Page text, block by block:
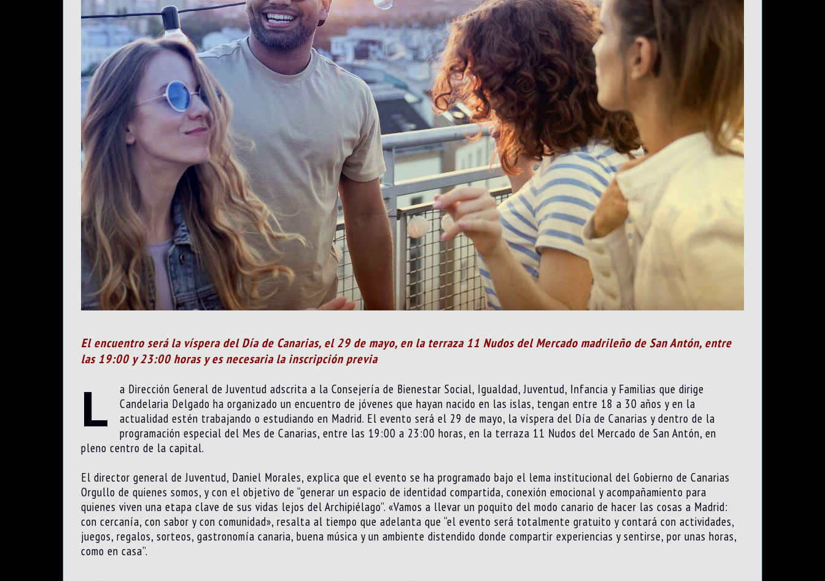
El encuentro será la víspera del Día de Canarias, el 29 de mayo, en la terraza 11 Nudos del Mercado madrileño de San Antón, entre
las 19:00 y 23:00 horas y es necesaria la inscripción previa
L
a Dirección General de Juventud adscrita a la Consejería de Bienestar Social, Igualdad, Juventud, Infancia y Familias que dirige
Candelaria Delgado ha organizado un encuentro de jóvenes que hayan nacido en las islas, tengan entre 18 a 30 años y en la
actualidad estén trabajando o estudiando en Madrid. El evento será el 29 de mayo, la víspera del Día de Canarias y dentro de la
programación especial del Mes de Canarias, entre las 19:00 a 23:00 horas, en la terraza 11 Nudos del Mercado de San Antón, en
pleno centro de la capital.
El director general de Juventud, Daniel Morales, explica que el evento se ha programado bajo el lema institucional del Gobierno de Canarias
Orgullo de quienes somos, y con el objetivo de “generar un espacio de identidad compartida, conexión emocional y acompañamiento para
quienes viven una etapa clave de sus vidas lejos del Archipiélago”. «Vamos a llevar un poquito del modo canario de hacer las cosas a Madrid:
con cercanía, con sabor y con comunidad», resalta al tiempo que adelanta que “el evento será totalmente gratuito y contará con actividades,
juegos, regalos, sorteos, gastronomía canaria, buena música y un ambiente distendido donde compartir experiencias y sentirse, por unas horas,
como en casa”.